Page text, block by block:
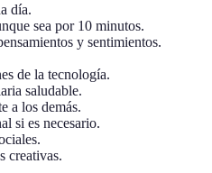
día.
sea por 10 minutos.
y sentimientos.
de la tecnología.
saludable.
a los demás.
si es necesario.
creativas.